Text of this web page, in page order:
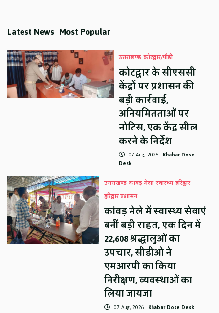
Latest News Most Popular
उत्तराखण्ड कोटद्वार/पौड़ी
कोटद्वार के सीएससी
केंद्रों पर प्रशासन की
बड़ी कार्रवाई,
अनियमितताओं पर
नोटिस, एक केंद्र सील
करने के निर्देश
07 Aug, 2026 Khabar Dose
Desk
उत्तराखण्ड कावड़ मेला स्वास्थ्य हरिद्वार
हरिद्वार प्रशासन
कांवड़ मेले में स्वास्थ्य सेवाएं
बनीं बड़ी राहत, एक दिन में
22,608 श्रद्धालुओं का
उपचार, सीडीओ ने
एमआरपी का किया
निरीक्षण, व्यवस्थाओं का
लिया जायजा
07 Aug, 2026 Khabar Dose Desk